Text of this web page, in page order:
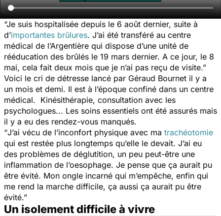
“Je suis hospitalisée depuis le 6 août dernier, suite à
d’importantes brûlures. J’ai été transféré au centre
médical de l’Argentière qui dispose d’une unité de
rééducation des brûlés le 19 mars dernier. A ce jour, le 8
mai, cela fait deux mois que je n’ai pas reçu de visite.”
Voici le cri de détresse lancé par Géraud Bournet il y a
un mois et demi. Il est à l’époque confiné dans un centre
médical. Kinésithérapie, consultation avec les
psychologues... Les soins essentiels ont été assurés mais
il y a eu des rendez-vous manqués.
“J’ai vécu de l’inconfort physique avec ma trachéotomie
qui est restée plus longtemps qu’elle le devait. J’ai eu
des problèmes de déglutition, un peu peut-être une
inflammation de l’oesophage. Je pense que ça aurait pu
être évité. Mon ongle incarné qui m’empêche, enfin qui
me rend la marche difficile, ça aussi ça aurait pu être
évité.”
Un isolement difficile à vivre